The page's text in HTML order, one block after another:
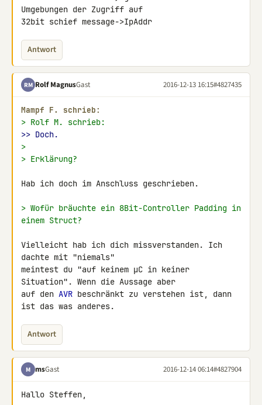
Umgebungen der Zugriff auf
32bit schief message->IpAddr
Antwort
RM Rolf MagnusGast 2016-12-13 16:15#4827435
Mampf F. schrieb:
> Rolf M. schrieb:
>> Doch.
>
> Erklärung?
Hab ich doch im Anschluss geschrieben.
> Wofür bräuchte ein 8Bit-Controller Padding in
einem Struct?
Vielleicht hab ich dich missverstanden. Ich
dachte mit "niemals"
meintest du "auf keinem µC in keiner
Situation". Wenn die Aussage aber
auf den AVR beschränkt zu verstehen ist, dann
ist das was anderes.
Antwort
M msGast 2016-12-14 06:14#4827904
Hallo Steffen,